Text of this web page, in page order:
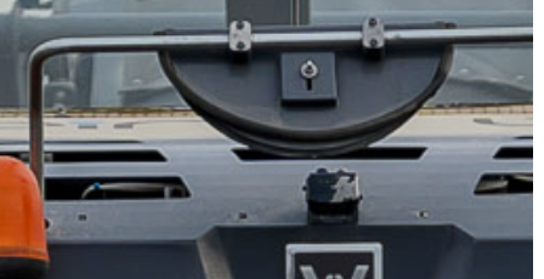
LAKOSSÁGI
INFORMÁCIÓK
HASZNOS
KVÍZ